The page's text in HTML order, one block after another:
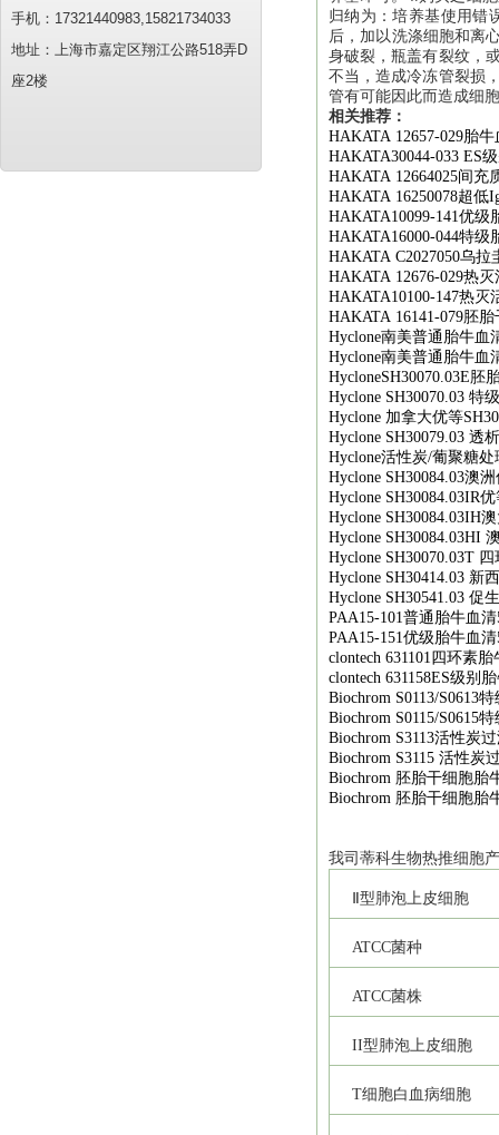
手机：17321440983,15821734033
地址：上海市嘉定区翔江公路518弄D
座2楼
归纳为：培养基使用错
后，加以洗涤细胞和离
身破裂，瓶盖有裂纹，
不当，造成冷冻管裂损
管有可能因此而造成细
相关推荐：
HAKATA 12657-029胎牛
HAKATA30044-033 ES
HAKATA 12664025间充
HAKATA 16250078超低
HAKATA10099-141优级
HAKATA16000-044特级
HAKATA C2027050乌拉
HAKATA 12676-029热灭
HAKATA10100-147热灭
HAKATA 16141-079胚胎
Hyclone南美普通胎牛血
Hyclone南美普通胎牛血
HycloneSH30070.03E胚
Hyclone SH30070.03 特
Hyclone 加拿大优等
Hyclone SH30079.03 透
Hyclone活性炭/葡聚糖处
Hyclone SH30084.03澳洲
Hyclone SH30084.03IR优
Hyclone SH30084.03IH
Hyclone SH30084.03HI
Hyclone SH30070.03T
Hyclone SH30414.03 新
Hyclone SH30541.03 促
PAA15-101普通胎牛血清
PAA15-151优级胎牛血清
clontech 631101 四环素胎
clontech 631158ES级别
Biochrom S0113/S0613特
Biochrom S0115/S0615特
Biochrom S3113活性炭
Biochrom S3115 活性炭
Biochrom 胚胎干细胞胎
Biochrom 胚胎干细胞胎
我司 蒂科生物热推细胞
Ⅱ型肺泡上皮细胞
ATCC菌种
ATCC菌株
II型肺泡上皮细胞
T细胞白血病细胞